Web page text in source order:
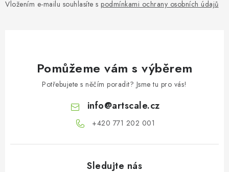
Vložením e-mailu souhlasíte s podmínkami ochrany osobních údajů
Pomůžeme vám s výběrem
Potřebujete s něčím poradit? Jsme tu pro vás!
info@artscale.cz
+420 771 202 001​